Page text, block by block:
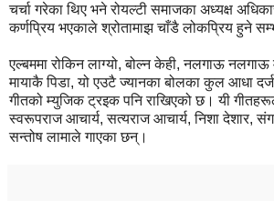
चर्चा गरेका थिए भने रोयल्टी समाजका अध्यक्ष
कर्णप्रिय भएकाले श्रोतामाझ चाँडै लोकप्रिय हुने
एल्बममा रोकिन लाग्यो, बोल्न केही, नलगाऊ
मायाकै पिडा, यो एउटै ज्यानका बोलका कुल आधा
गीतको म्युजिक ट्रइक पनि राखिएको छ। यी
स्वरूपराज आचार्य, सत्यराज आचार्य, निशा देशार,
सन्तोष लामाले गाएका छन्।